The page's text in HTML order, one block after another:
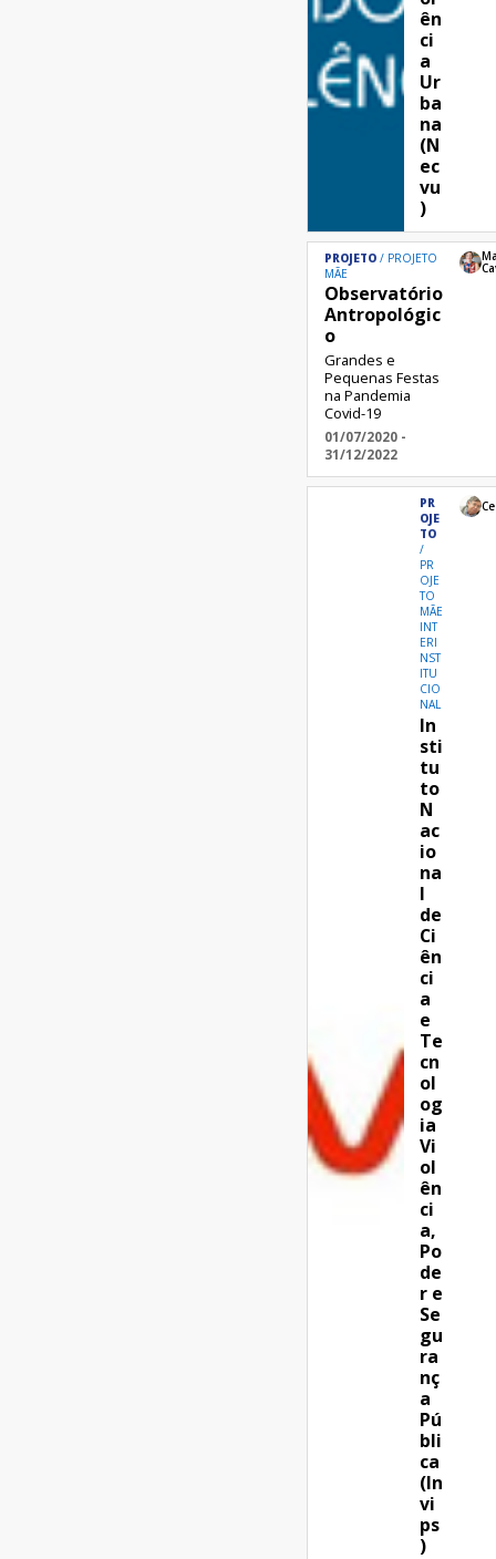
ên
ci
a
Ur
ba
na
(N
ec
vu
)
PROJETO
PROJETO
MÃE
Observatório
Antropológic
o
Grandes e
Pequenas Festas
na Pandemia
Covid-19
01/07/2020 -
31/12/2022
PR
OJE
TO
PR
OJE
TO
MÃE
INT
ERI
NST
ITU
CIO
NAL
In
sti
tu
to
N
ac
io
na
l
de
Ci
ên
ci
a
e
Te
cn
ol
og
ia
Vi
ol
ên
ci
a,
Po
de
r e
Se
gu
ra
nç
a
Pú
bli
ca
(In
vi
ps
)